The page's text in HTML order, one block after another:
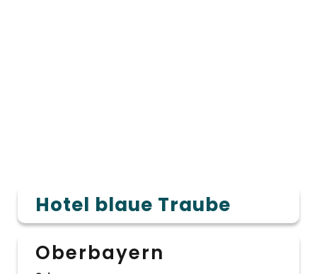
Hotel blaue Traube
Oberbayern